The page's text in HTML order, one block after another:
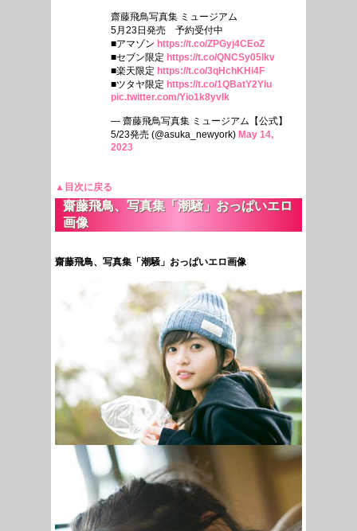
齋藤飛鳥写真集 ミュージアム
5月23日発売 予約受付中
■アマゾン https://t.co/ZPGyj4CEoZ
■セブン限定 https://t.co/QNCSy05lkv
■楽天限定 https://t.co/3qHchKHi4F
■ツタヤ限定 https://t.co/1QBatY2Ylu
pic.twitter.com/Yio1k8yvIk
— 齋藤飛鳥写真集 ミュージアム【公式】
5/23発売 (@asuka_newyork) May 14,
2023
▲目次に戻る
齋藤飛鳥、写真集「潮騒」おっぱいエロ
画像
齋藤飛鳥、写真集「潮騒」おっぱいエロ画像